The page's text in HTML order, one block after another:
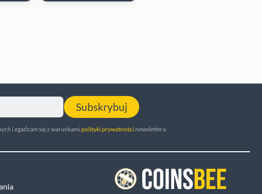
Subskrybuj
i zgadzam się z warunkami polityki prywatnościnewslettera.